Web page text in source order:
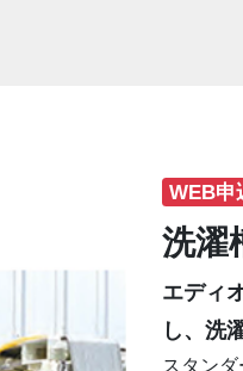
WEB申
洗濯
エディ
し、洗
スタン